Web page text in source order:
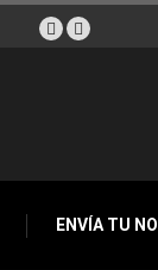
ENVÍA TU